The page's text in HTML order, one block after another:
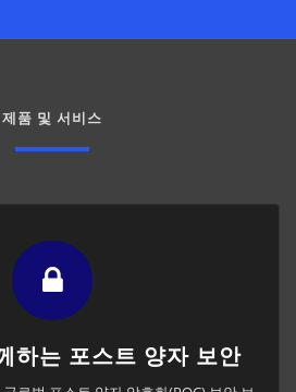
제품 및 서비스
하는 포스트 양자 보안